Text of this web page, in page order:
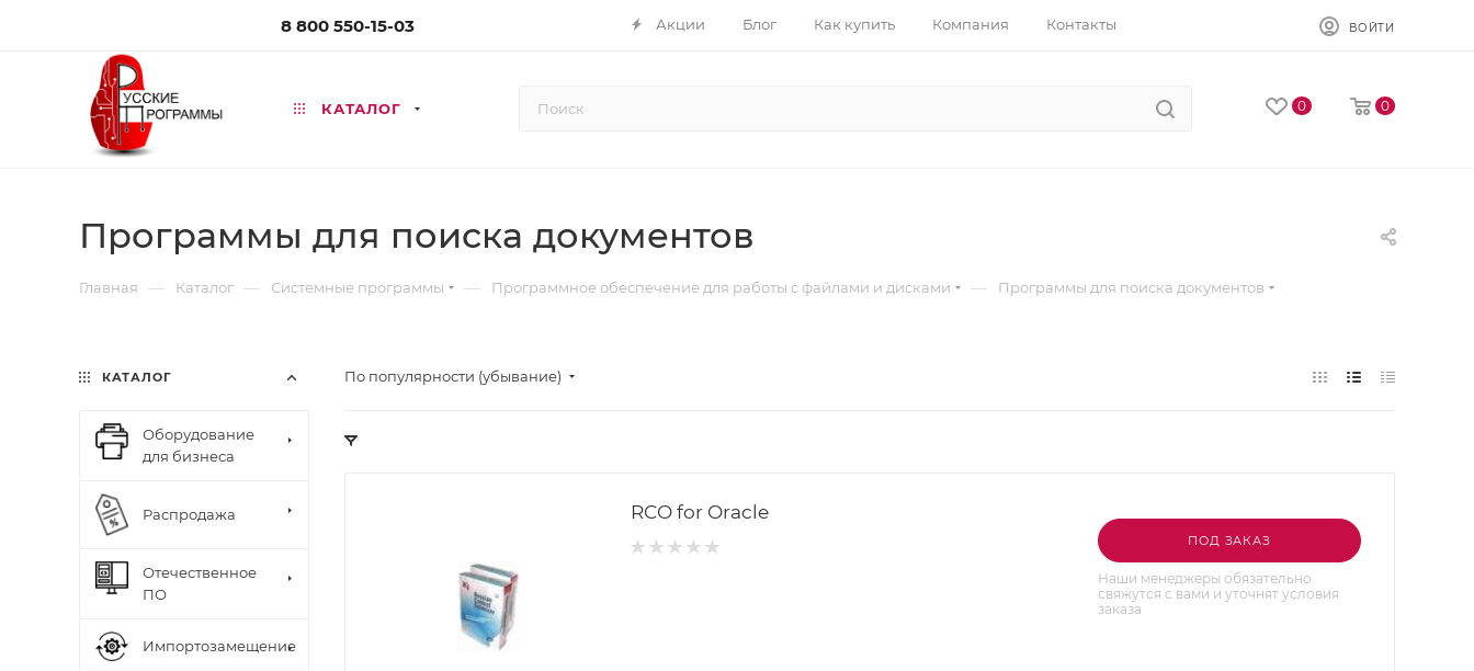
8 800 550-15-03 Акции Блог Как купить Компания Контакты ВОЙТИ
КАТАЛОГ 0 0
Программы для поиска документов
Главная — Каталог — Системные программы — Программное обеспечение для работы с файлами и дисками — Программы для поиска документов
По популярности (убывание)
RCO for Oracle
ПОД ЗАКАЗ
Наши менеджеры обязательно
свяжутся с вами и уточнят условия
заказа
КАТАЛОГ
Оборудование
для бизнеса
Распродажа
Отечественное
ПО
Импортозамещение